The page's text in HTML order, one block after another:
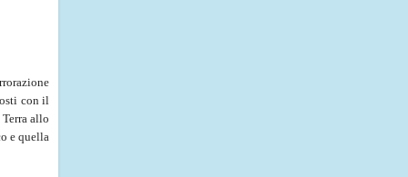
con il
allo
e quella